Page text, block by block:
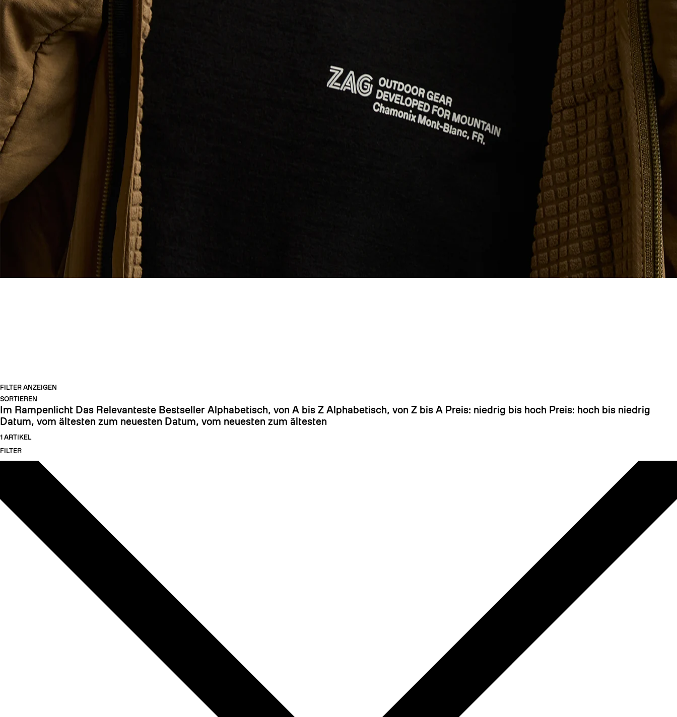
Es sieht so aus, als hätten Sie noch nichts
FILTER ANZEIGEN
SORTIEREN
Im Rampenlicht Das Relevanteste Bestseller Alphabetisch, von A bis Z Alphabetisch, von Z bis A Preis: niedrig bis hoch Preis: hoch bis niedrig
Datum, vom ältesten zum neuesten Datum, vom neuesten zum ältesten
1 ARTIKEL
FILTER